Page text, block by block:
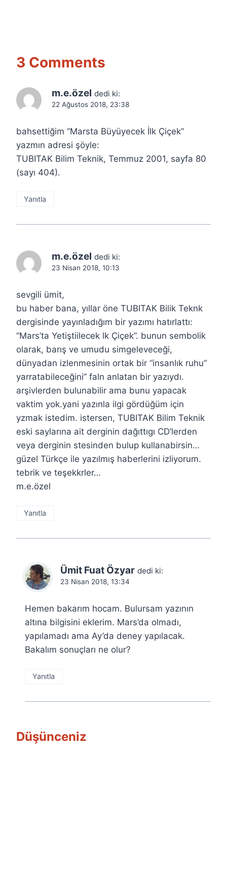
3 Comments
m.e.özel dedi ki:
22 Ağustos 2018, 23:38
bahsettiğim “Marsta Büyüyecek İlk Çiçek”
yazmın adresi şöyle:
TUBITAK Bilim Teknik, Temmuz 2001, sayfa 80
(sayı 404).
Yanıtla
m.e.özel dedi ki:
23 Nisan 2018, 10:13
sevgili ümit,
bu haber bana, yıllar öne TUBITAK Bilik Teknk
dergisinde yayınladığım bir yazımı hatırlattı:
“Mars’ta Yetiştiilecek lk Çiçek”. bunun sembolik
olarak, barış ve umudu simgeleveceği,
dünyadan izlenmesinin ortak bir “insanlık ruhu”
yarratabileceğini” faln anlatan bir yazıydı.
arşivlerden bulunabilir ama bunu yapacak
vaktim yok.yani yazınla ilgi gördüğüm için
yzmak istedim. istersen, TUBITAK Bilim Teknik
eski saylarına ait derginin dağıttıgı CD’lerden
veya derginin stesinden bulup kullanabirsin…
güzel Türkçe ile yazılmış haberlerini izliyorum.
tebrik ve teşekkrler…
m.e.özel
Yanıtla
Ümit Fuat Özyar dedi ki:
23 Nisan 2018, 13:34
Hemen bakarım hocam. Bulursam yazının
altına bilgisini eklerim. Mars’da olmadı,
yapılamadı ama Ay’da deney yapılacak.
Bakalım sonuçları ne olur?
Yanıtla
Düşünceniz